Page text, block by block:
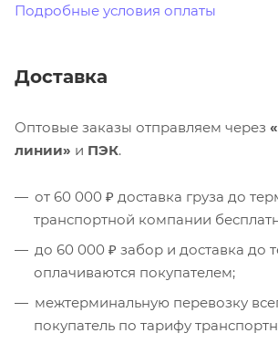
Подробные условия оплаты
Доставка
Оптовые заказы отправляем через
линии» и ПЭК.
от 60 000 ₽ доставка груза до
транспортной компании
до 60 000 ₽ забор и доставка до
оплачиваются покупателем;
межтерминальную перевозку
покупатель по тарифу